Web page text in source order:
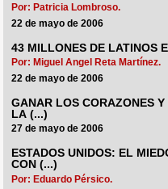
Por: Patricia Lombroso.
22 de mayo de 2006
43 MILLONES DE LATINOS
Por: Miguel Angel Reta Martínez.
22 de mayo de 2006
GANAR LOS CORAZONES
LA (...)
27 de mayo de 2006
ESTADOS UNIDOS: EL
CON (...)
Por: Eduardo Pérsico.